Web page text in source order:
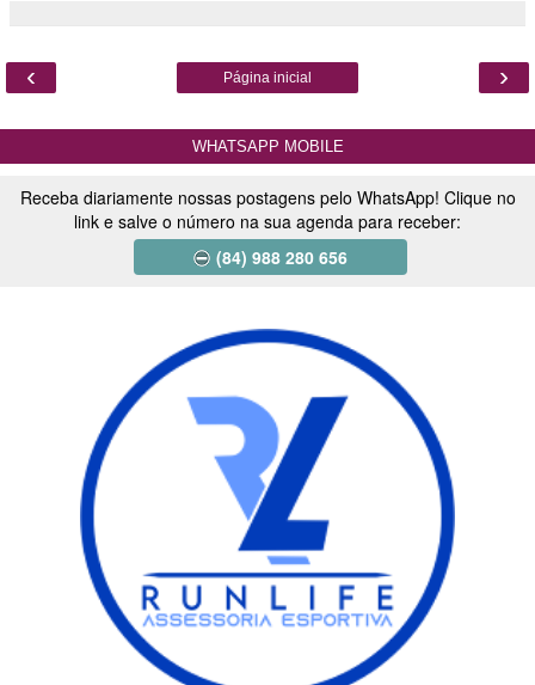
‹ ›
Página inicial
WHATSAPP MOBILE
Receba diariamente nossas postagens pelo WhatsApp! Clique no
link e salve o número na sua agenda para receber:
(84) 988 280 656